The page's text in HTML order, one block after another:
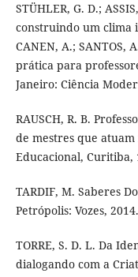
STÜHLER, G. D.;
construindo um clima
CANEN, A.; SANTOS,
prática para
Janeiro: Ciência
RAUSCH, R. B.
de mestres que atuam
Educacional, Curitiba,
TARDIF, M. Saberes
Petrópolis: Vozes, 2014.
TORRE, S. D. L. Da
dialogando com a